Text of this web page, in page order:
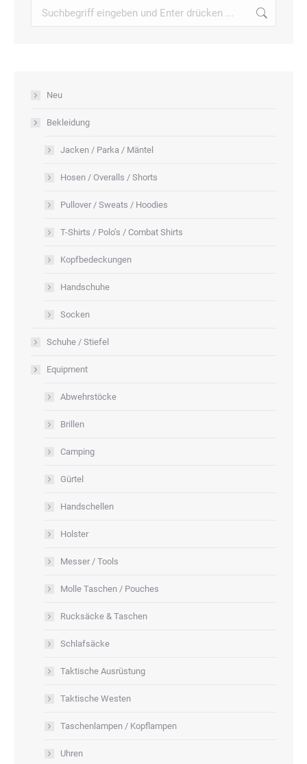
Die
Neu
Bekleidung
Jacken / Parka / Mäntel
Hosen / Overalls / Shorts
Pullover / Sweats / Hoodies
T-Shirts / Polo’s / Combat Shirts
Kopfbedeckungen
Handschuhe
Socken
Schuhe / Stiefel
Equipment
Abwehrstöcke
Brillen
Camping
Gürtel
Handschellen
Holster
Messer / Tools
Molle Taschen / Pouches
Rucksäcke & Taschen
Schlafsäcke
Taktische Ausrüstung
Taktische Westen
Taschenlampen / Kopflampen
Uhren